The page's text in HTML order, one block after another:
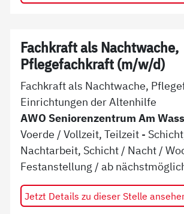
Fachkraft als Nachtwache,
Pflegefachkraft (m/w/d)
Fachkraft als Nachtwache,
Einrichtungen der Altenhilfe
AWO Seniorenzentrum Am
Voerde /Vollzeit, Teilzeit -
Nachtarbeit, Schicht / Nacht /
Festanstellung / ab
Jetzt Details zu dieser Stelle